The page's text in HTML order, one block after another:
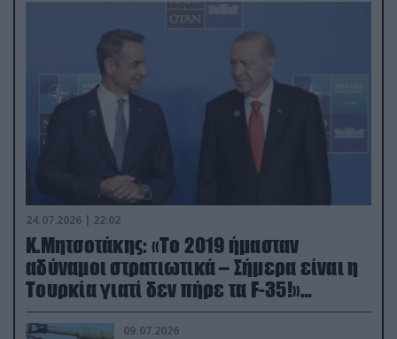
24.07.2026 | 22:02
Κ.Μητσοτάκης: «Το 2019 ήμασταν
αδύναμοι στρατιωτικά – Σήμερα είναι η
Τουρκία γιατί δεν πήρε τα F-35!»
(βίντεο)
09.07.2026